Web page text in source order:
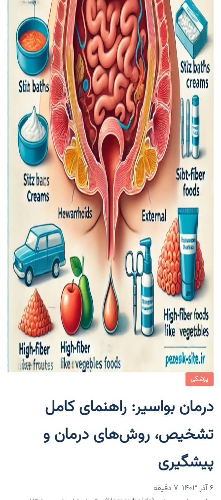
پزشکی
درمان بواسیر: راهنمای کامل
تشخیص، روش‌های درمان و
پیشگیری
۶ آذر ۱۴۰۳